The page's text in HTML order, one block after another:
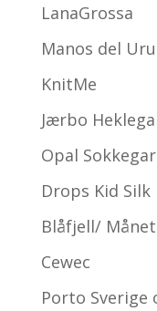
LanaGrossa
Manos del
KnitMe
Jærbo
Opal
Drops Kid Silk
Blåfjell/
Cewec
Porto Sverige